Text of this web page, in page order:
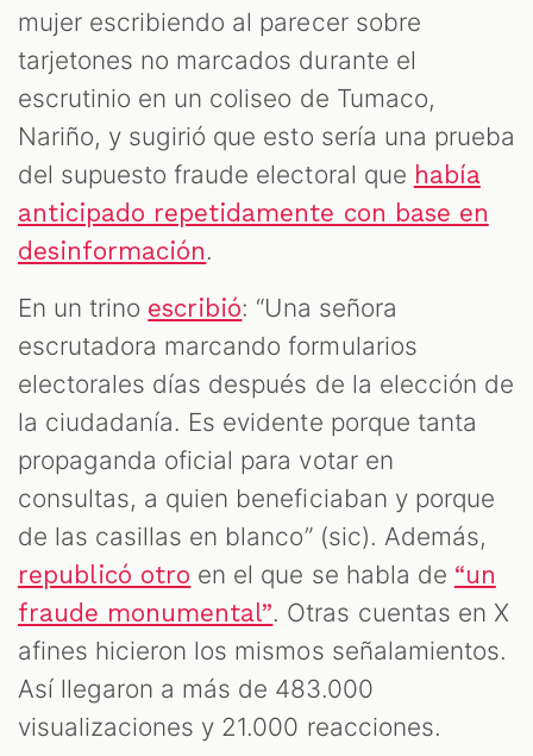
mujer escribiendo al parecer sobre
tarjetones no marcados durante el
escrutinio en un coliseo de Tumaco,
Nariño, y sugirió que esto sería una prueba
del supuesto fraude electoral que había
anticipado repetidamente con base en
desinformación.
En un trino escribió: “Una señora
escrutadora marcando formularios
electorales días después de la elección de
la ciudadanía. Es evidente porque tanta
propaganda oficial para votar en
consultas, a quien beneficiaban y porque
de las casillas en blanco” (sic). Además,
republicó otro en el que se habla de “un
fraude monumental”. Otras cuentas en X
afines hicieron los mismos señalamientos.
Así llegaron a más de 483.000
visualizaciones y 21.000 reacciones.